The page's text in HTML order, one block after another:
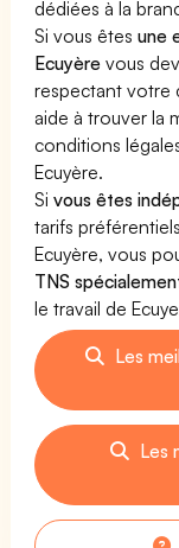
dédiées à la
Si vous êtesune
Ecuyère vous
respectant votre
aide à trouver la
conditions
Ecuyère.
Sivous êtes
tarifs
Ecuyère, vous
TNS
le travail de
Les
Les